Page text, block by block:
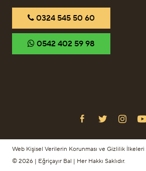
‎0324 545 50 60
‎0542 402 59 98
Web Kişisel Verilerin Korunması ve Gizlilik
© 2026 | Eğriçayır Bal | Her Hakkı Saklıdır.